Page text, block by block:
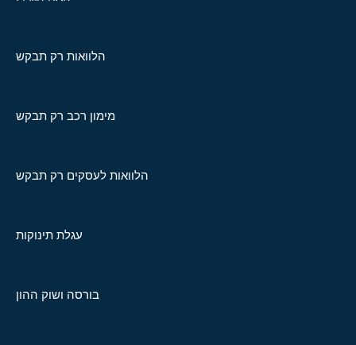
הלוואות רק תבקש
מימון רכב רק תבקש
הלוואות לעסקים רק תבקש
עגלת תינוקות
בורסה ושוק ההון